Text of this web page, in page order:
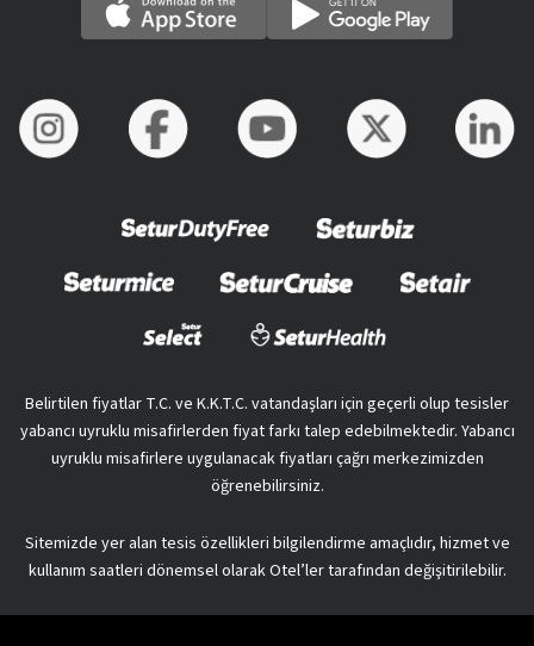
Belirtilen fiyatlar T.C. ve K.K.T.C. vatandaşları için geçerli olup tesisler
yabancı uyruklu misafirlerden fiyat farkı talep edebilmektedir. Yabancı
uyruklu misafirlere uygulanacak fiyatları çağrı merkezimizden
öğrenebilirsiniz.
Sitemizde yer alan tesis özellikleri bilgilendirme amaçlıdır, hizmet ve
kullanım saatleri dönemsel olarak Otel’ler tarafından değişitirilebilir.